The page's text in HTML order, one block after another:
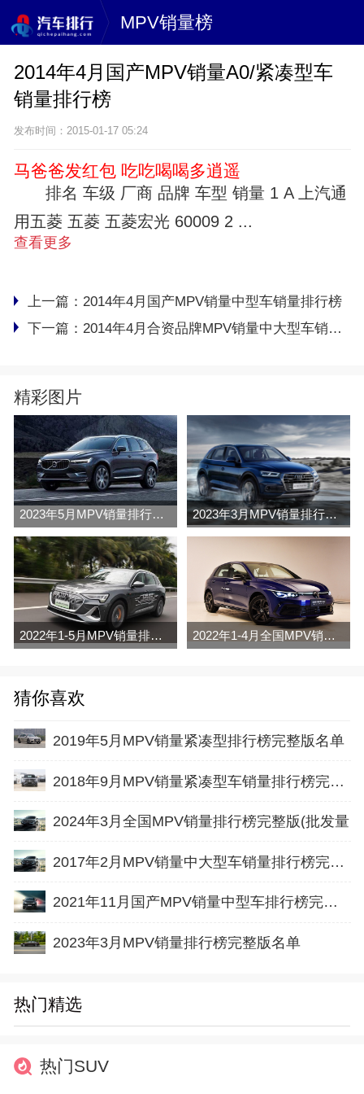
MPV销量榜
2014年4月国产MPV销量A0/紧凑型车
销量排行榜
发布时间：2015-01-17 05:24
马爸爸发红包 吃吃喝喝多逍遥
排名 车级 厂商 品牌 车型 销量 1 A 上汽通
用五菱 五菱 五菱宏光 60009 2 ...
查看更多
上一篇： 2014年4月国产MPV销量中型车销量排行榜
下一篇： 2014年4月合资品牌MPV销量中大型车销量排行榜
精彩图片
2023年5月MPV销量排行榜完整版名单 2023年3月MPV销量排行榜完整版名单
2022年1-5月MPV销量排行榜 2022年1-4月全国MPV销量排行榜完整版
猜你喜欢
2019年5月MPV销量紧凑型排行榜完整版名单
2018年9月MPV销量紧凑型车销量排行榜完整版名单
2024年3月全国MPV销量排行榜完整版(批发量
2017年2月MPV销量中大型车销量排行榜完整版名单
2021年11月国产MPV销量中型车排行榜完整版名单
2023年3月MPV销量排行榜完整版名单
热门精选
热门SUV